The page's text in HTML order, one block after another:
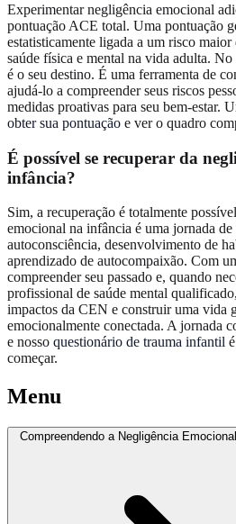
Experimentar negligência emocional
pontuação ACE total. Uma pontuação
estatisticamente ligada a um risco
saúde física e mental na vida adulta.
é o seu destino. É uma ferramenta de
ajudá-lo a compreender seus riscos
medidas proativas para seu bem-estar.
obter sua pontuação e ver o quadro
É possível se recuperar da
infância?
Sim, a recuperação é totalmente
emocional na infância é uma jornada de
autoconsciência, desenvolvimento de
aprendizado de autocompaixão. Com
compreender seu passado e, quando
profissional de saúde mental
impactos da CEN e construir uma vida
emocionalmente conectada. A jornada
e nosso questionário de trauma infantil
começar.
Menu
Compreendendo a Negligência